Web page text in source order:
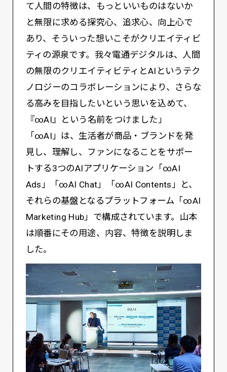
て人間の特徴は、もっといいものはないか
と無限に求める探究心、追求心、向上心で
あり、そういった想いこそがクリエイティビ
ティの源泉です。我々電通デジタルは、人間
の無限のクリエイティビティとAIというテク
ノロジーのコラボレーションにより、さらな
る高みを目指したいという思いを込めて、
『∞AI』という名前をつけました」
「∞AI」は、生活者が商品・ブランドを発
見し、理解し、ファンになることをサポー
トする3つのAIアプリケーション「∞AI
Ads」「∞AI Chat」「∞AI Contents」と、
それらの基盤となるプラットフォーム「∞AI
Marketing Hub」で構成されています。山本
は順番にその用途、内容、特徴を説明しま
した。